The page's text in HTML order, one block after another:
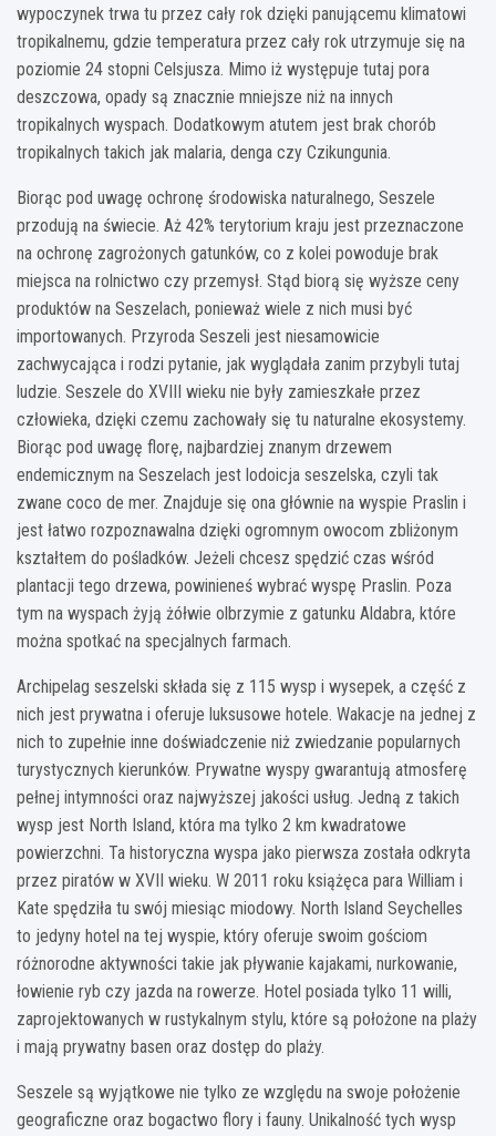
wypoczynek trwa tu przez cały rok dzięki panującemu klimatowi
tropikalnemu, gdzie temperatura przez cały rok utrzymuje się na
poziomie 24 stopni Celsjusza. Mimo iż występuje tutaj pora
deszczowa, opady są znacznie mniejsze niż na innych
tropikalnych wyspach. Dodatkowym atutem jest brak chorób
tropikalnych takich jak malaria, denga czy Czikungunia.
Biorąc pod uwagę ochronę środowiska naturalnego, Seszele
przodują na świecie. Aż 42% terytorium kraju jest przeznaczone
na ochronę zagrożonych gatunków, co z kolei powoduje brak
miejsca na rolnictwo czy przemysł. Stąd biorą się wyższe ceny
produktów na Seszelach, ponieważ wiele z nich musi być
importowanych. Przyroda Seszeli jest niesamowicie
zachwycająca i rodzi pytanie, jak wyglądała zanim przybyli tutaj
ludzie. Seszele do XVIII wieku nie były zamieszkałe przez
człowieka, dzięki czemu zachowały się tu naturalne ekosystemy.
Biorąc pod uwagę florę, najbardziej znanym drzewem
endemicznym na Seszelach jest lodoicja seszelska, czyli tak
zwane coco de mer. Znajduje się ona głównie na wyspie Praslin i
jest łatwo rozpoznawalna dzięki ogromnym owocom zbliżonym
kształtem do pośladków. Jeżeli chcesz spędzić czas wśród
plantacji tego drzewa, powinieneś wybrać wyspę Praslin. Poza
tym na wyspach żyją żółwie olbrzymie z gatunku Aldabra, które
można spotkać na specjalnych farmach.
Archipelag seszelski składa się z 115 wysp i wysepek, a część z
nich jest prywatna i oferuje luksusowe hotele. Wakacje na jednej z
nich to zupełnie inne doświadczenie niż zwiedzanie popularnych
turystycznych kierunków. Prywatne wyspy gwarantują atmosferę
pełnej intymności oraz najwyższej jakości usług. Jedną z takich
wysp jest North Island, która ma tylko 2 km kwadratowe
powierzchni. Ta historyczna wyspa jako pierwsza została odkryta
przez piratów w XVII wieku. W 2011 roku książęca para William i
Kate spędziła tu swój miesiąc miodowy. North Island Seychelles
to jedyny hotel na tej wyspie, który oferuje swoim gościom
różnorodne aktywności takie jak pływanie kajakami, nurkowanie,
łowienie ryb czy jazda na rowerze. Hotel posiada tylko 11 willi,
zaprojektowanych w rustykalnym stylu, które są położone na plaży
i mają prywatny basen oraz dostęp do plaży.
Seszele są wyjątkowe nie tylko ze względu na swoje położenie
geograficzne oraz bogactwo flory i fauny. Unikalność tych wysp